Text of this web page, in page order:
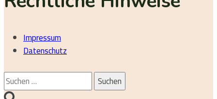
Impressum
Datenschutz
Suchen
nach: